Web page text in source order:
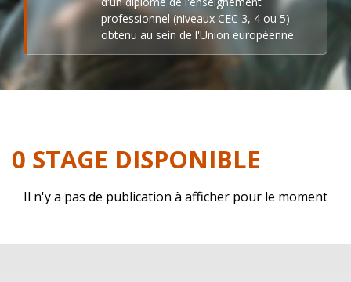
professionnel (niveaux CEC 3, 4 ou 5)
obtenu au sein de l'Union européenne.
0 STAGE DISPONIBLE
Il n'y a pas de publication à afficher pour le moment